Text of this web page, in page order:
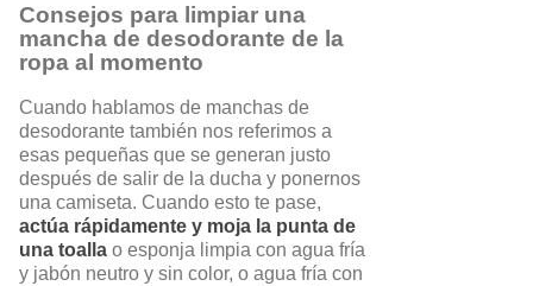
Consejos para limpiar una
mancha de desodorante de la
ropa al momento
Cuando hablamos de manchas de
desodorante también nos referimos a
esas pequeñas que se generan justo
después de salir de la ducha y ponernos
una camiseta. Cuando esto te pase,
actúa rápidamente y moja la punta de
una toalla o esponja limpia con agua fría
y jabón neutro y sin color, o agua fría con